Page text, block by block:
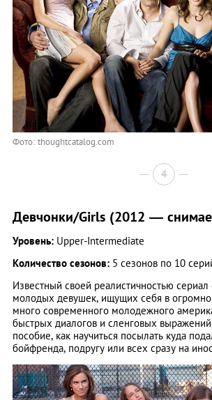
Фото: thoughtcatalog.com
4
Девчонки/Girls (2012 —
Уровень: Upper-Intermediate
Количество сезонов: 5 сезонов по 10
Известный своей реалистичностью
молодых девушек, ищущих себя в
много современного молодежного
быстрых диалогов и сленговых
пособие, как научиться посылать куда
бойфренда, подругу или всех сразу на